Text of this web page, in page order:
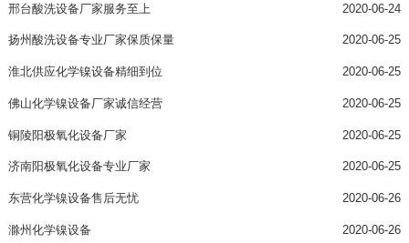
邢台酸洗设备厂家服务至上 2020-06-24
扬州酸洗设备专业厂家保质保量 2020-06-25
淮北供应化学镍设备精细到位 2020-06-25
佛山化学镍设备厂家诚信经营 2020-06-25
铜陵阳极氧化设备厂家 2020-06-25
济南阳极氧化设备专业厂家 2020-06-25
东营化学镍设备售后无忧 2020-06-26
滁州化学镍设备 2020-06-26